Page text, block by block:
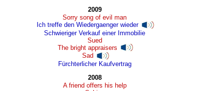
2009
Sorry song of evil man
Ich treffe den Wiedergaenger wieder
Schwieriger Verkauf einer Immobilie
Sued
The bright appraisers
Sad
Fürchterlicher Kaufvertrag
2008
A friend offers his help